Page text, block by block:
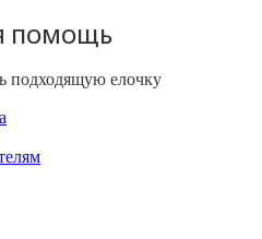
ПОМОЩЬ
подходящую елочку